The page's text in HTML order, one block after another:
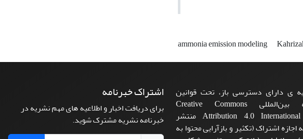
ammonia emission modeling
ی دارای دسترسی باز، تحت قوانین
گواهینامه بین‌المللی Creative Commons
Attribution 4.0 International License منتشر
اشتراک (تکثیر و بازآرایی محتوا به
اشتراک خبرنامه
برای دریافت اخبار و اطلاعیه های مهم نشریه در
خبرنامه نشریه مشترک شوید.